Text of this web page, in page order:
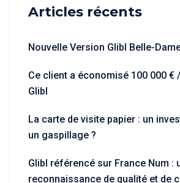
Articles récents
Nouvelle Version Glibl Belle-
Ce client a économisé 100 000 €
Glibl
La carte de visite papier : un
un gaspillage ?
Glibl référencé sur France Num :
reconnaissance de qualité et de